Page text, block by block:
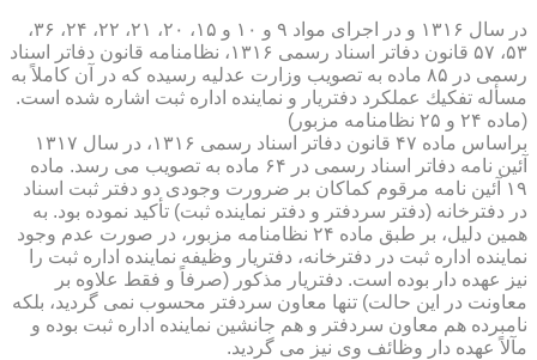
در سال ۱۳۱۶ و در اجرای مواد ۹ و ۱۰ و ۱۵، ۲۰، ۲۱، ۲۲، ۲۴، ۳۶،
۵۳، ۵۷ قانون دفاتر اسناد رسمی ۱۳۱۶، نظامنامه قانون دفاتر اسناد
رسمی در ۸۵ ماده به تصویب وزارت عدلیه رسیده كه در آن كاملاً به
مسأله تفكیك عملكرد دفتریار و نماینده اداره ثبت اشاره شده است.
(ماده ۲۴ و ۲۵ نظامنامه مزبور)
براساس ماده ۴۷ قانون دفاتر اسناد رسمی ۱۳۱۶، در سال ۱۳۱۷
آئین نامه دفاتر اسناد رسمی در ۶۴ ماده به تصویب می رسد. ماده
۱۹ آئین نامه مرقوم كماكان بر ضرورت وجودی دو دفتر ثبت اسناد
در دفترخانه (دفتر سردفتر و دفتر نماینده ثبت) تأكید نموده بود. به
همین دلیل، بر طبق ماده ۲۴ نظامنامه مزبور، در صورت عدم وجود
نماینده اداره ثبت در دفترخانه، دفتریار وظیفه نماینده اداره ثبت را
نیز عهده دار بوده است. دفتریار مذكور (صرفاً و فقط علاوه بر
معاونت در این حالت) تنها معاون سردفتر محسوب نمی گردید، بلكه
نامبرده هم معاون سردفتر و هم جانشین نماینده اداره ثبت بوده و
مآلاً عهده دار وظائف وی نیز می گردید.